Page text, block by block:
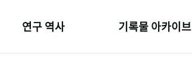
연구 역사 기록물 아카이브